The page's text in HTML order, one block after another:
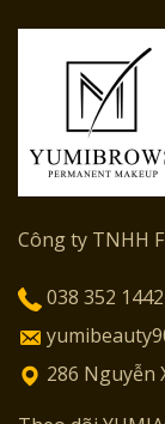
Công ty TNHH
038 352 1442
286 Nguyễn